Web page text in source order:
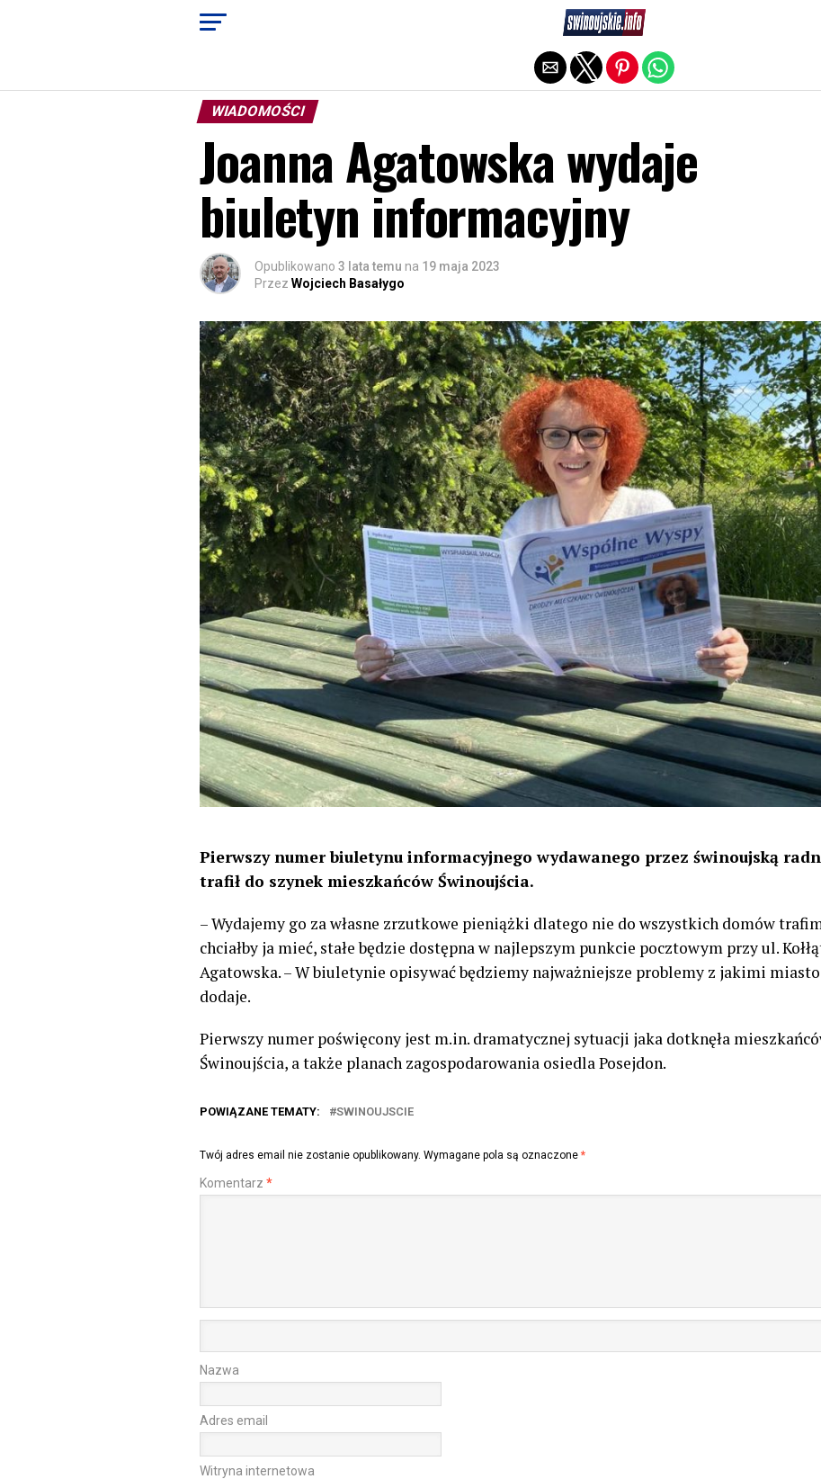
WIADOMOŚCI
Joanna Agatowska wydaje
biuletyn informacyjny
Opublikowano 3 lata temu na 19 maja 2023
Przez Wojciech Basałygo
Pierwszy numer biuletynu informacyjnego wydawanego przez świnoujską
trafił do szynek mieszkańców Świnoujścia.
– Wydajemy go za własne zrzutkowe pieniążki dlatego nie do wszystkich domów
chciałby ja mieć, stałe będzie dostępna w najlepszym punkcie pocztowym przy ul.
Agatowska. – W biuletynie opisywać będziemy najważniejsze problemy z jakimi
dodaje.
Pierwszy numer poświęcony jest m.in. dramatycznej sytuacji jaka dotknęła
Świnoujścia, a także planach zagospodarowania osiedla Posejdon.
POWIĄZANE TEMATY: SWINOUJSCIE
Twój adres email nie zostanie opublikowany. Wymagane pola są oznaczone *
Komentarz *
Nazwa
Adres email
Witryna internetowa
Exit mobile version